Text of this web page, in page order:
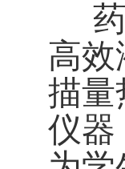
高效
描量
仪器